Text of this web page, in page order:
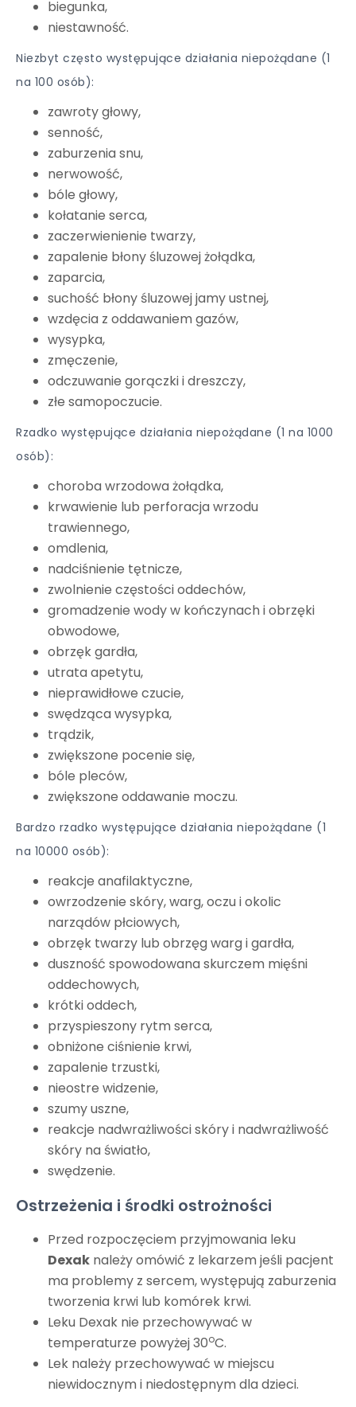
biegunka,
niestawność.
Niezbyt często występujące działania niepożądane (1
na 100 osób):
zawroty głowy,
senność,
zaburzenia snu,
nerwowość,
bóle głowy,
kołatanie serca,
zaczerwienienie twarzy,
zapalenie błony śluzowej żołądka,
zaparcia,
suchość błony śluzowej jamy ustnej,
wzdęcia z oddawaniem gazów,
wysypka,
zmęczenie,
odczuwanie gorączki i dreszczy,
złe samopoczucie.
Rzadko występujące działania niepożądane (1 na 1000
osób):
choroba wrzodowa żołądka,
krwawienie lub perforacja wrzodu
trawiennego,
omdlenia,
nadciśnienie tętnicze,
zwolnienie częstości oddechów,
gromadzenie wody w kończynach i obrzęki
obwodowe,
obrzęk gardła,
utrata apetytu,
nieprawidłowe czucie,
swędząca wysypka,
trądzik,
zwiększone pocenie się,
bóle pleców,
zwiększone oddawanie moczu.
Bardzo rzadko występujące działania niepożądane (1
na 10000 osób):
reakcje anafilaktyczne,
owrzodzenie skóry, warg, oczu i okolic
narządów płciowych,
obrzęk twarzy lub obrzęg warg i gardła,
duszność spowodowana skurczem mięśni
oddechowych,
krótki oddech,
przyspieszony rytm serca,
obniżone ciśnienie krwi,
zapalenie trzustki,
nieostre widzenie,
szumy uszne,
reakcje nadwrażliwości skóry i nadwrażliwość
skóry na światło,
swędzenie.
Ostrzeżenia i środki ostrożności
Przed rozpoczęciem przyjmowania leku
Dexak należy omówić z lekarzem jeśli pacjent
ma problemy z sercem, występują zaburzenia
tworzenia krwi lub komórek krwi.
Leku Dexak nie przechowywać w
temperaturze powyżej 30oC.
Lek należy przechowywać w miejscu
niewidocznym i niedostępnym dla dzieci.